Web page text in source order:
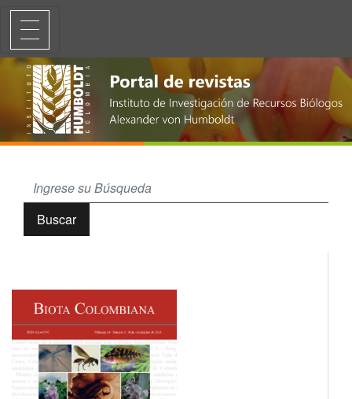
Lista de las diatomeas de ambientes continentales de Colombia
Buscar